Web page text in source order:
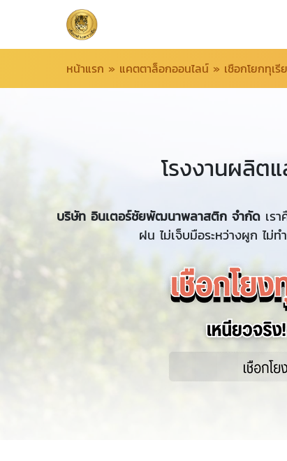
หน้าแรก » แคตตาล็อกออนไลน์ » เชือกโยกทุเ
โรงงานผลิต
บริษัท อินเตอร์ชัยพัฒนาพลาสติก จำกัด เร
ฝน ไม่เจ็บมือระหว่างผูก ไม่